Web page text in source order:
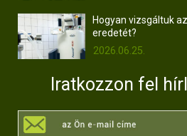
Hogyan vizsgáltuk
eredetét?
2026.06.25.
Iratkozzon fel